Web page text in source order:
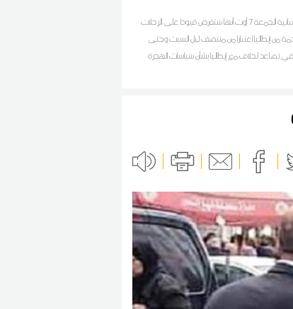
أعلنت الحكومة الإسبانية الجمعة 7 أوت أنها ستفرض قيودا على الرحلات
من إيطاليا اعتبارا من منتصف ليل السبت وحتى
في تصاعد لخلاف مع إيطاليا بشأن سياسات الهجرة